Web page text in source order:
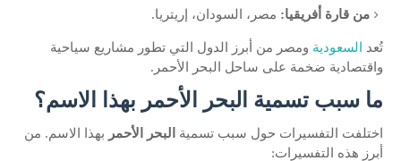
من قارة أفريقيا: مصر، السودان، إريتريا.
تُعد السعودية ومصر من أبرز الدول التي تطور مشاريع سياحية
واقتصادية ضخمة على ساحل البحر الأحمر.
ما سبب تسمية البحر الأحمر بهذا الاسم؟
اختلفت التفسيرات حول سبب تسمية البحر الأحمر بهذا الاسم. من
أبرز هذه التفسيرات: